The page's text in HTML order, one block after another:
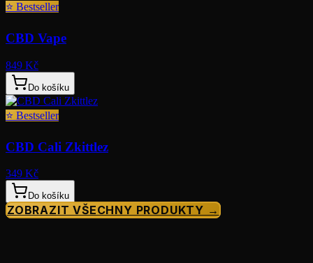
⭐ Bestseller
CBD Vape
849 Kč
Do košíku
⭐ Bestseller
CBD Cali Zkittlez
349 Kč
Do košíku
ZOBRAZIT VŠECHNY PRODUKTY →